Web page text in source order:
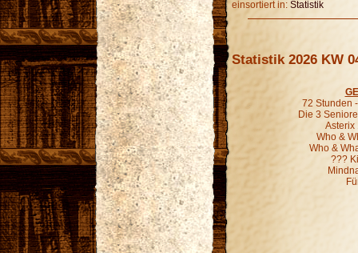
einsortiert in: Statistik
Statistik 2026 KW
72 Stunden
Die 3
Asterix
Who &
Who &
???